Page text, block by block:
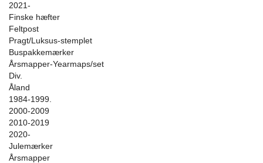
2021-
Finske hæfter
Feltpost
Pragt/Luksus-stemplet
Buspakkemærker
Årsmapper-Yearmaps/set
Div.
Åland
1984-1999.
2000-2009
2010-2019
2020-
Julemærker
Årsmapper